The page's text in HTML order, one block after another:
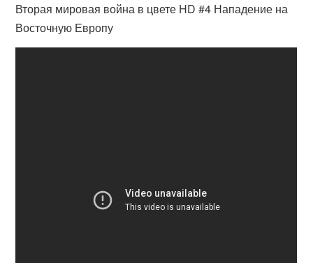
Вторая мировая война в цвете HD #4 Нападение на
Восточную Европу